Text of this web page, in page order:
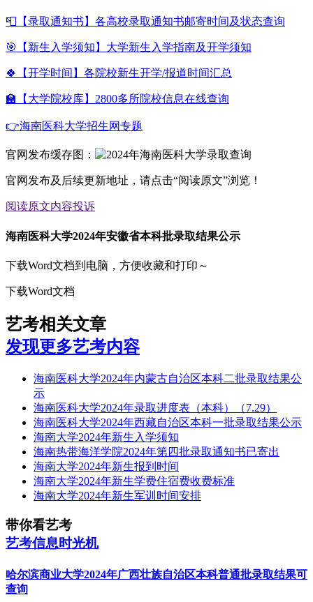
📮【录取通知书】各高校录取通知书邮寄时间及状态查询
🎯【新生入学须知】大学新生入学指南及开学须知
🍀【开学时间】各院校新生开学/报道时间汇总
🏫【大学院校库】2800多所院校信息在线查询
👉海南医科大学招生网专题
官网发布缓存图：
官网发布及后续更新地址，请点击“阅读原文”浏览！
阅读原文内容投诉
海南医科大学2024年安徽省本科批录取结果公示
下载Word文档到电脑，方便收藏和打印～
下载Word文档
艺考相关文章
发现更多艺考内容
海南医科大学2024年内蒙古自治区本科二批录取结果公
示
海南医科大学2024年录取进度表（本科）（7.29）
海南医科大学2024年西藏自治区本科一批录取结果公示
海南大学2024年新生入学须知
海南热带海洋学院2024年第四批录取通知书已寄出
海南大学2024年新生报到时间
海南大学2024年新生学费住宿费收费标准
海南大学2024年新生军训时间安排
带你看艺考
艺考信息时光机
哈尔滨商业大学2024年广西壮族自治区本科普通批录取结果可
查询